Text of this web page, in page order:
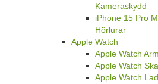
Kameraskydd
iPhone 15 Pro
Hörlurar
Apple Watch
Apple Watch
Apple Watch
Apple Watch